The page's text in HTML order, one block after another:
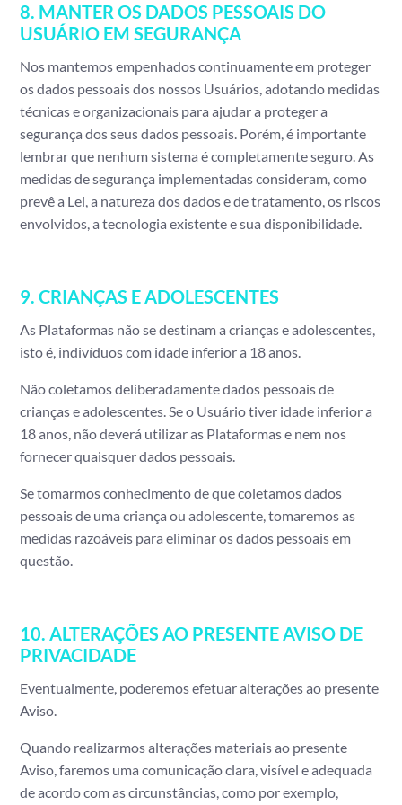
8. MANTER OS DADOS PESSOAIS DO
USUÁRIO EM SEGURANÇA
Nos mantemos empenhados continuamente em proteger
os dados pessoais dos nossos Usuários, adotando medidas
técnicas e organizacionais para ajudar a proteger a
segurança dos seus dados pessoais. Porém, é importante
lembrar que nenhum sistema é completamente seguro. As
medidas de segurança implementadas consideram, como
prevê a Lei, a natureza dos dados e de tratamento, os riscos
envolvidos, a tecnologia existente e sua disponibilidade.
9. CRIANÇAS E ADOLESCENTES
As Plataformas não se destinam a crianças e adolescentes,
isto é, indivíduos com idade inferior a 18 anos.
Não coletamos deliberadamente dados pessoais de
crianças e adolescentes. Se o Usuário tiver idade inferior a
18 anos, não deverá utilizar as Plataformas e nem nos
fornecer quaisquer dados pessoais.
Se tomarmos conhecimento de que coletamos dados
pessoais de uma criança ou adolescente, tomaremos as
medidas razoáveis para eliminar os dados pessoais em
questão.
10. ALTERAÇÕES AO PRESENTE AVISO DE
PRIVACIDADE
Eventualmente, poderemos efetuar alterações ao presente
Aviso.
Quando realizarmos alterações materiais ao presente
Aviso, faremos uma comunicação clara, visível e adequada
de acordo com as circunstâncias, como por exemplo,